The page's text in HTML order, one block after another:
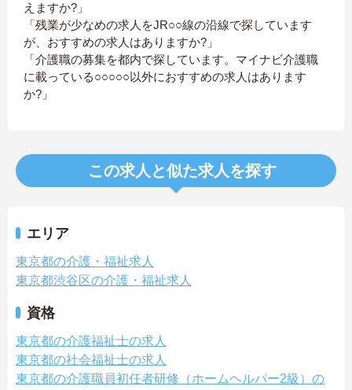
えますか?」
「残業が少なめの求人をJR○○線の沿線で探しています
が、おすすめの求人はありますか?」
「介護職の募集を都内で探しています。マイナビ介護職
に載っている○○○○○以外におすすめの求人はあります
か?」
この求人と似た求人を探す
エリア
東京都の介護・福祉求人
東京都渋谷区の介護・福祉求人
資格
東京都の介護福祉士の求人
東京都の社会福祉士の求人
東京都の介護職員初任者研修（ホームヘルパー2級）の